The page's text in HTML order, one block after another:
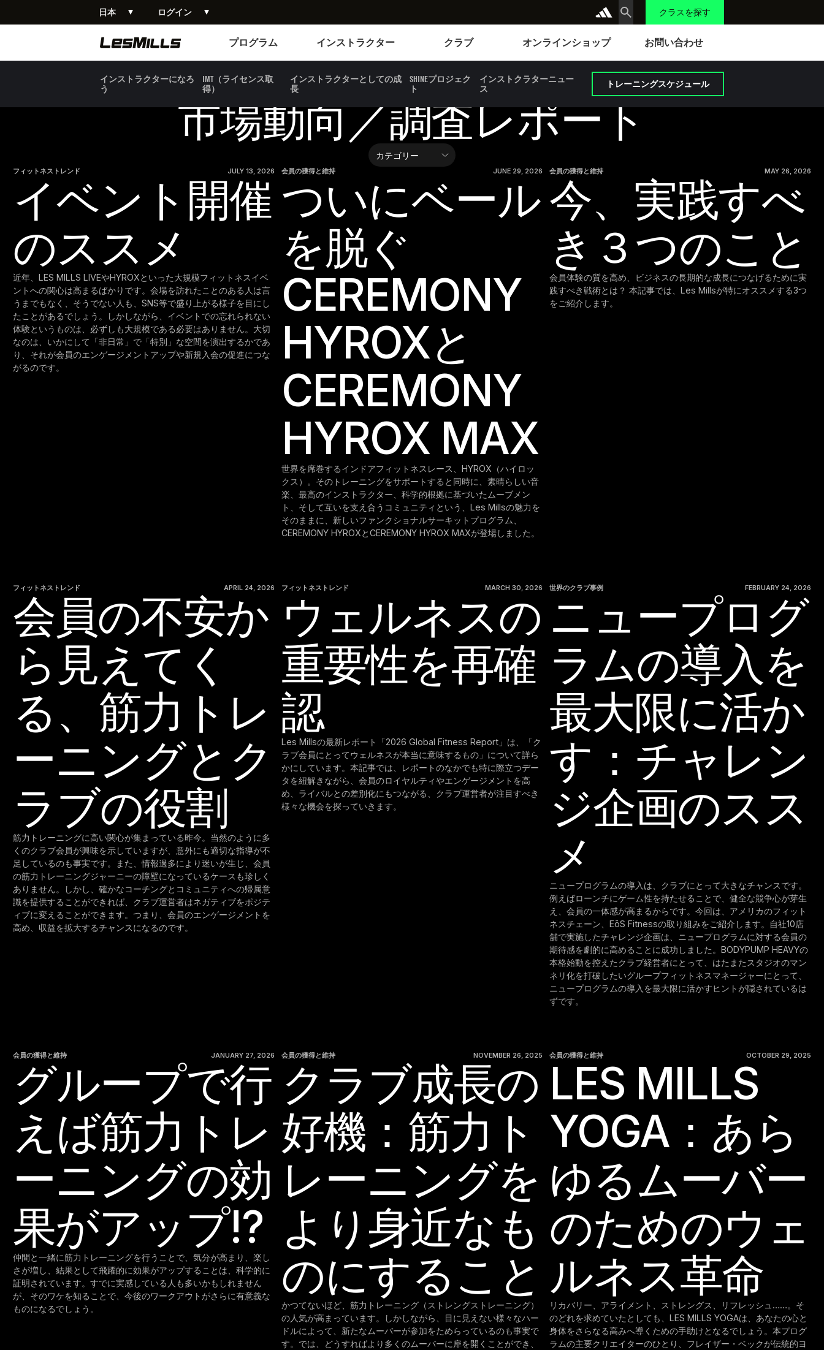
日本 ログイン クラスを探す
プログラム
インストラクター
クラブ
オンラインショップ
お問い合わせ
インストラクターになろ
う
IMT（ライセンス取
得）
インストラクターとしての成
長
SHINEプロジェク
ト
インストクラターニュー
ス
トレーニングスケジュール
市場動向／調査レポート
フィットネストレンド JULY 13, 2026
イベント開催
のススメ
近年、LES MILLS LIVEやHYROXといった大規模フィットネスイベ
ントへの関心は高まるばかりです。会場を訪れたことのある人は言
うまでもなく、そうでない人も、SNS等で盛り上がる様子を目にし
たことがあるでしょう。しかしながら、イベントでの忘れられない
体験というものは、必ずしも大規模である必要はありません。大切
なのは、いかにして「非日常」で「特別」な空間を演出するかであ
り、それが会員のエンゲージメントアップや新規入会の促進につな
がるのです。
会員の獲得と維持 JUNE 29, 2026
ついにベール
を脱ぐ
CEREMONY
HYROXと
CEREMONY
HYROX MAX
世界を席巻するインドアフィットネスレース、HYROX（ハイロッ
クス）。そのトレーニングをサポートすると同時に、素晴らしい音
楽、最高のインストラクター、科学的根拠に基づいたムーブメン
ト、そして互いを支え合うコミュニティという、Les Millsの魅力を
そのままに、新しいファンクショナルサーキットプログラム、
CEREMONY HYROXとCEREMONY HYROX MAXが登場しました。
会員の獲得と維持 MAY 26, 2026
今、実践すべ
き３つのこと
会員体験の質を高め、ビジネスの長期的な成長につなげるために実
践すべき戦術とは？ 本記事では、Les Millsが特にオススメする3つ
をご紹介します。
フィットネストレンド APRIL 24, 2026
会員の不安か
ら見えてく
る、筋力トレ
ーニングとク
ラブの役割
筋力トレーニングに高い関心が集まっている昨今。当然のように多
くのクラブ会員が興味を示していますが、意外にも適切な指導が不
足しているのも事実です。また、情報過多により迷いが生じ、会員
の筋力トレーニングジャーニーの障壁になっているケースも珍しく
ありません。しかし、確かなコーチングとコミュニティへの帰属意
識を提供することができれば、クラブ運営者はネガティブをポジテ
ィブに変えることができます。つまり、会員のエンゲージメントを
高め、収益を拡大するチャンスになるのです。
フィットネストレンド MARCH 30, 2026
ウェルネスの
重要性を再確
認
Les Millsの最新レポート「2026 Global Fitness Report」は、「ク
ラブ会員にとってウェルネスが本当に意味するもの」について詳ら
かにしています。本記事では、レポートのなかでも特に際立つデー
タを紐解きながら、会員のロイヤルティやエンゲージメントを高
め、ライバルとの差別化にもつながる、クラブ運営者が注目すべき
様々な機会を探っていきます。
世界のクラブ事例 FEBRUARY 24, 2026
ニュープログ
ラムの導入を
最大限に活か
す：チャレン
ジ企画のスス
メ
ニュープログラムの導入は、クラブにとって大きなチャンスです。
例えばローンチにゲーム性を持たせることで、健全な競争心が芽生
え、会員の一体感が高まるからです。今回は、アメリカのフィット
ネスチェーン、EōS Fitnessの取り組みをご紹介します。自社10店
舗で実施したチャレンジ企画は、ニュープログラムに対する会員の
期待感を劇的に高めることに成功しました。BODYPUMP HEAVYの
本格始動を控えたクラブ経営者にとって、はたまたスタジオのマン
ネリ化を打破したいグループフィットネスマネージャーにとって、
ニュープログラムの導入を最大限に活かすヒントが隠されているは
ずです。
会員の獲得と維持 JANUARY 27, 2026
グループで行
えば筋力トレ
ーニングの効
果がアップ!?
仲間と一緒に筋力トレーニングを行うことで、気分が高まり、楽し
さが増し、結果として飛躍的に効果がアップすることは、科学的に
証明されています。すでに実感している人も多いかもしれません
が、そのワケを知ることで、今後のワークアウトがさらに有意義な
ものになるでしょう。
会員の獲得と維持 NOVEMBER 26, 2025
クラブ成長の
好機：筋力ト
レーニングを
より身近なも
のにすること
かつてないほど、筋力トレーニング（ストレングストレーニング）
の人気が高まっています。しかしながら、目に見えない様々なハー
ドルによって、新たなムーバーが参加をためらっているのも事実で
す。では、どうすればより多くのムーバーに扉を開くことができ、
会員の獲得と維持 OCTOBER 29, 2025
LES MILLS
YOGA：あら
ゆるムーバー
のためのウェ
ルネス革命
リカバリー、アライメント、ストレングス、リフレッシュ……。そ
のどれを求めていたとしても、LES MILLS YOGAは、あなたの心と
身体をさらなる高みへ導くための手助けとなるでしょう。本プログ
ラムの主要クリエイターのひとり、フレイザー・ベックが伝統的ヨ